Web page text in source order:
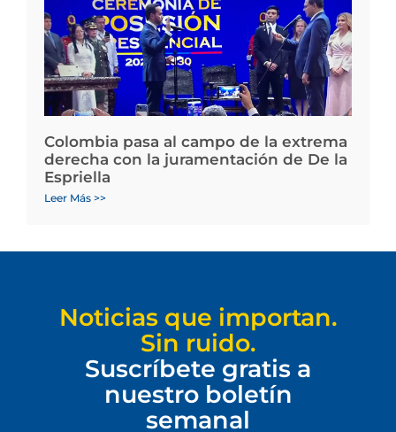
Colombia pasa al campo de la extrema
derecha con la juramentación de De la
Espriella
Leer Más >>
Noticias que importan.
Sin ruido.
Suscríbete gratis a
nuestro boletín
semanal